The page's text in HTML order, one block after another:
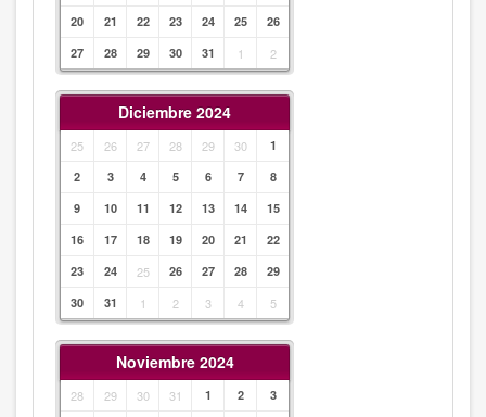
20
21 22 23 24 25
26
27
28 29 30 31 1 2
Diciembre 2024
25 26 27 28 29 30
1
2
3 4 5 6 7
8
9
10 11 12 13 14
15
16
17 18 19 20 21
22
23
24 25 26 27 28
29
30
31 1 2 3 4 5
Noviembre 2024
28 29 30 31 1 2
3